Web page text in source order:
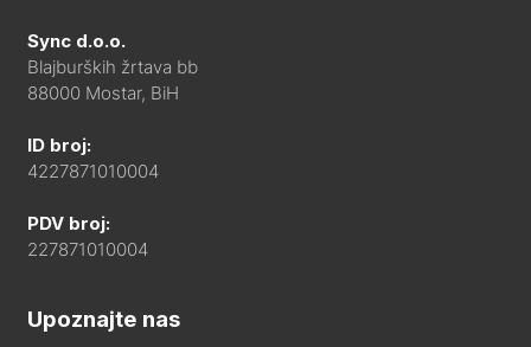
Sync d.o.o.
Blajburških žrtava bb
88000 Mostar, BiH
ID broj:
4227871010004
PDV broj:
227871010004
Upoznajte nas